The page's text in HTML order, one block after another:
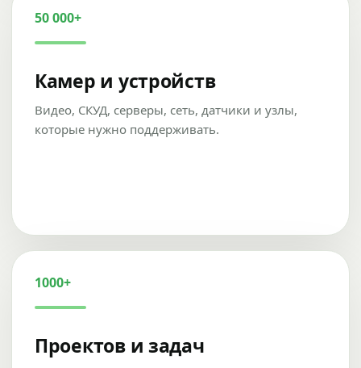
50 000+
Камер и устройств
Видео, СКУД, серверы, сеть, датчики и узлы,
которые нужно поддерживать.
1000+
Проектов и задач